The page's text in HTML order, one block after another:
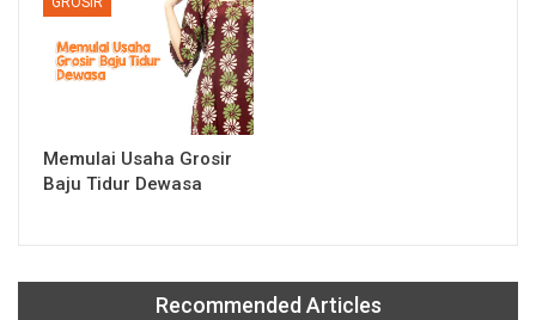
Memulai Usaha Grosir
Baju Tidur Dewasa
Recommended Articles